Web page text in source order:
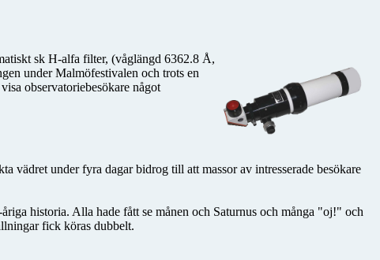
sk H-alfa filter, (våglängd 6362.8 Å,
under Malmöfestivalen och trots en
observatoriebesökare något
vädret under fyra dagar bidrog till att massor av intresserade besökare
historia. Alla hade fått se månen och Saturnus och många "oj!" och
fick köras dubbelt.